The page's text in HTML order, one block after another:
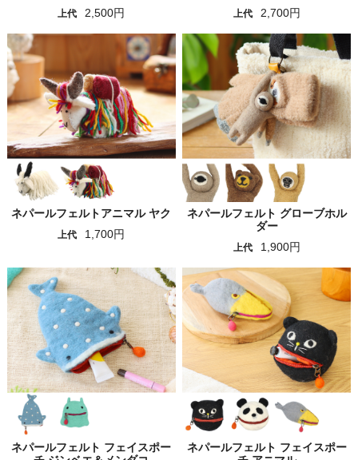
上代 2,500円 上代 2,700円
ネパールフェルトアニマル ヤク
上代 1,700円
ネパールフェルト グローブホル
ダー
上代 1,900円
ネパールフェルト フェイスポー
ネパールフェルト フェイスポー